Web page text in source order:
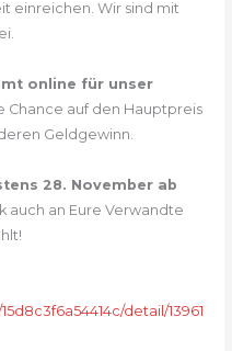
einreichen. Wir sind mit
online für unser
Chance auf den Hauptpreis
Geldgewinn.
28. November ab
auch an Eure Verwandte
detail/13961